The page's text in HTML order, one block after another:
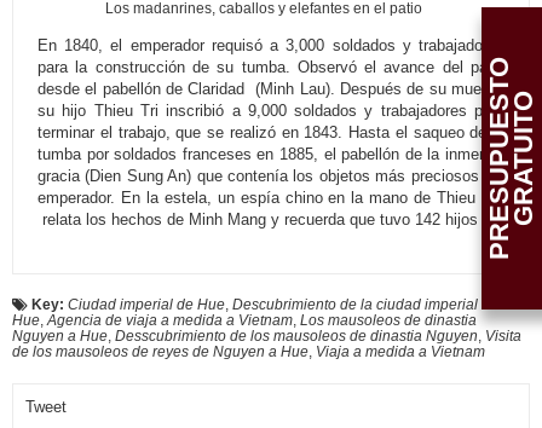
Los madanrines, caballos y elefantes en el patio
En 1840, el emperador requisó a 3,000 soldados y trabajadores
para la construcción de su tumba. Observó el avance del patio
desde el pabellón de Claridad (Minh Lau). Después de su muerte,
su hijo Thieu Tri inscribió a 9,000 soldados y trabajadores para
terminar el trabajo, que se realizó en 1843. Hasta el saqueo de la
tumba por soldados franceses en 1885, el pabellón de la inmensa
gracia (Dien Sung An) que contenía los objetos más preciosos del
emperador. En la estela, un espía chino en la mano de Thieu Tri
relata los hechos de Minh Mang y recuerda que tuvo 142 hijos
Key: Ciudad imperial de Hue Descubrimiento de la ciudad imperial de
Hue Agencia de viaja a medida a Vietnam Los mausoleos de dinastia
Nguyen a Hue Desscubrimiento de los mausoleos de dinastia Nguyen Visita
de los mausoleos de reyes de Nguyen a Hue Viaja a medida a Vietnam
Tweet
P
R
E
S
U
P
U
ES
T
O
G
R
A
T
U
I
TO